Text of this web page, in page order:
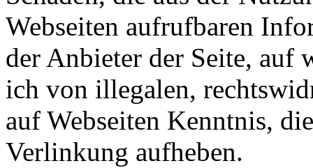
Webseiten aufrufbaren
der Anbieter der Seite, auf
ich von illegalen,
auf Webseiten Kenntnis,
Verlinkung aufheben.